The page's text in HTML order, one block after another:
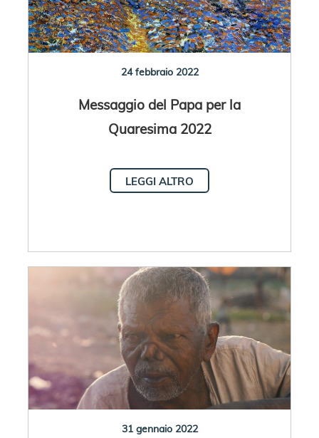
24 febbraio 2022
Messaggio del Papa per la
Quaresima 2022
LEGGI ALTRO
31 gennaio 2022